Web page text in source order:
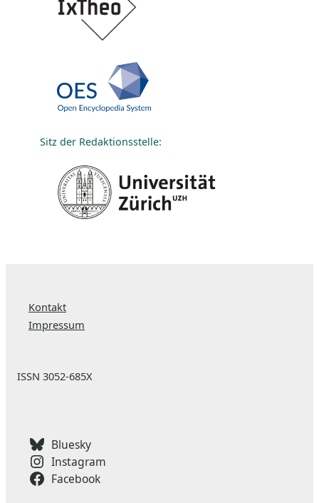
Sitz der Redaktionsstelle:
Kontakt
Impressum
ISSN 3052-685X
Bluesky
Instagram
Facebook